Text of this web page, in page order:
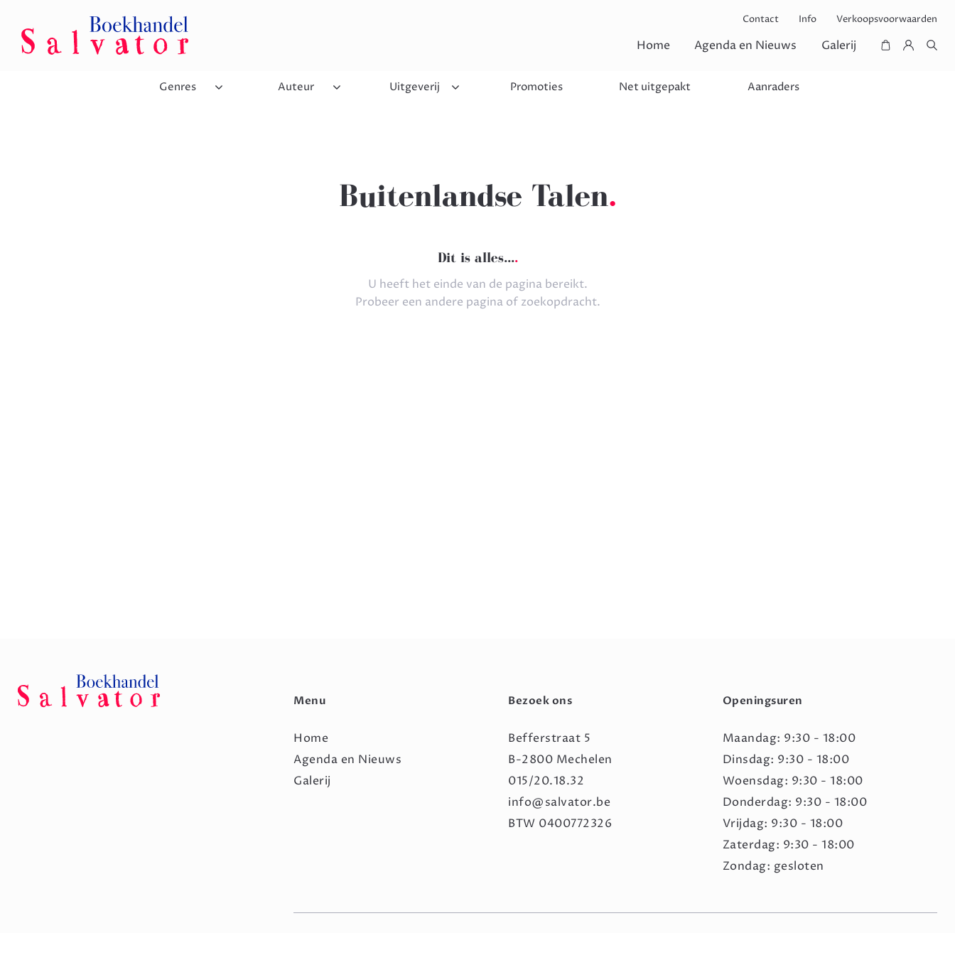
Contact Info Verkoopsvoorwaarden
Home Agenda en Nieuws Galerij
Genres Auteur Uitgeverij Promoties Net uitgepakt Aanraders
Buitenlandse Talen
Dit is alles...
U heeft het einde van de pagina bereikt.
Probeer een andere pagina of zoekopdracht.
Menu
Home
Agenda en Nieuws
Galerij
Bezoek ons
Befferstraat 5
B-2800 Mechelen
015/20.18.32
info@salvator.be
BTW 0400772326
Openingsuren
Maandag: 9:30 - 18:00
Dinsdag: 9:30 - 18:00
Woensdag: 9:30 - 18:00
Donderdag: 9:30 - 18:00
Vrijdag: 9:30 - 18:00
Zaterdag: 9:30 - 18:00
Zondag: gesloten